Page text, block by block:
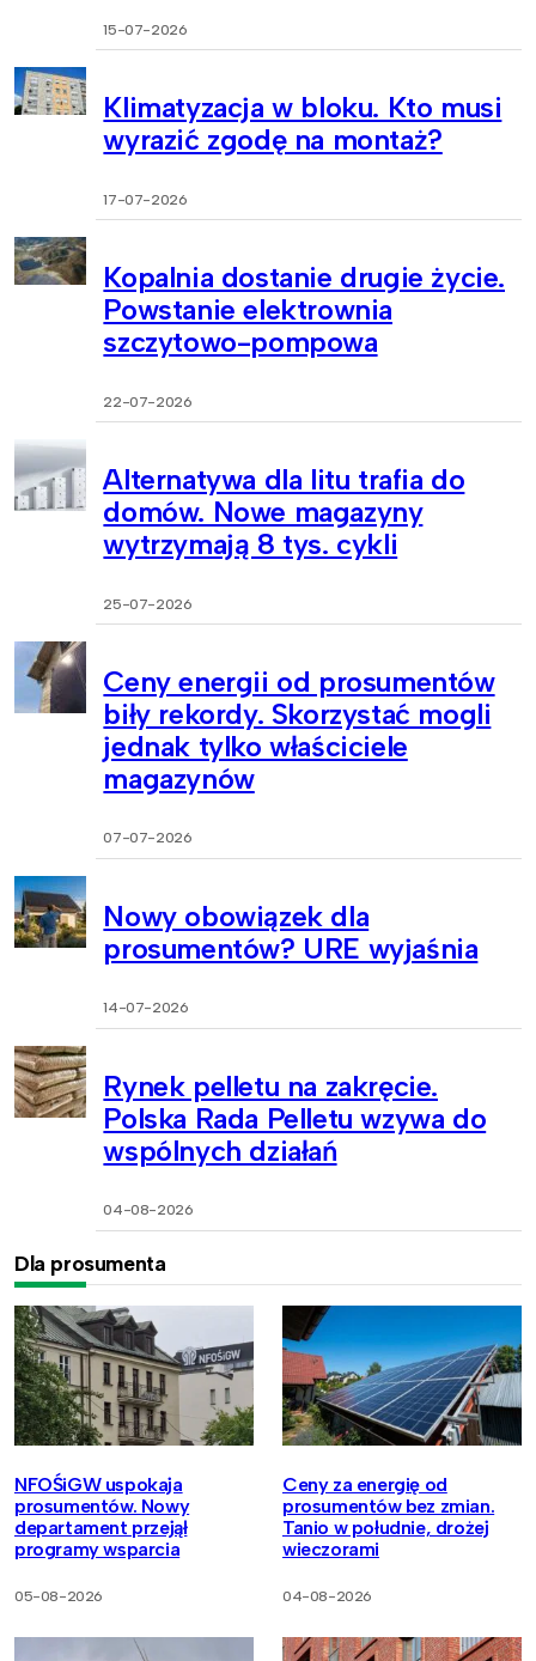
15-07-2026
Klimatyzacja w bloku. Kto musi
wyrazić zgodę na montaż?
17-07-2026
Kopalnia dostanie drugie życie.
Powstanie elektrownia
szczytowo-pompowa
22-07-2026
Alternatywa dla litu trafia do
domów. Nowe magazyny
wytrzymają 8 tys. cykli
25-07-2026
Ceny energii od prosumentów
biły rekordy. Skorzystać mogli
jednak tylko właściciele
magazynów
07-07-2026
Nowy obowiązek dla
prosumentów? URE wyjaśnia
14-07-2026
Rynek pelletu na zakręcie.
Polska Rada Pelletu wzywa do
wspólnych działań
04-08-2026
Dla prosumenta
NFOŚiGW uspokaja
prosumentów. Nowy
departament przejął
programy wsparcia
05-08-2026
Ceny za energię od
prosumentów bez zmian.
Tanio w południe, drożej
wieczorami
04-08-2026